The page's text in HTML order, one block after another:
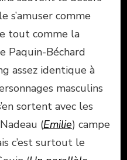
s’amuser comme
tout comme la
Paquin-Béchard
assez identique à
masculins
sortent avec les
(Emilie) campe
c’est surtout le